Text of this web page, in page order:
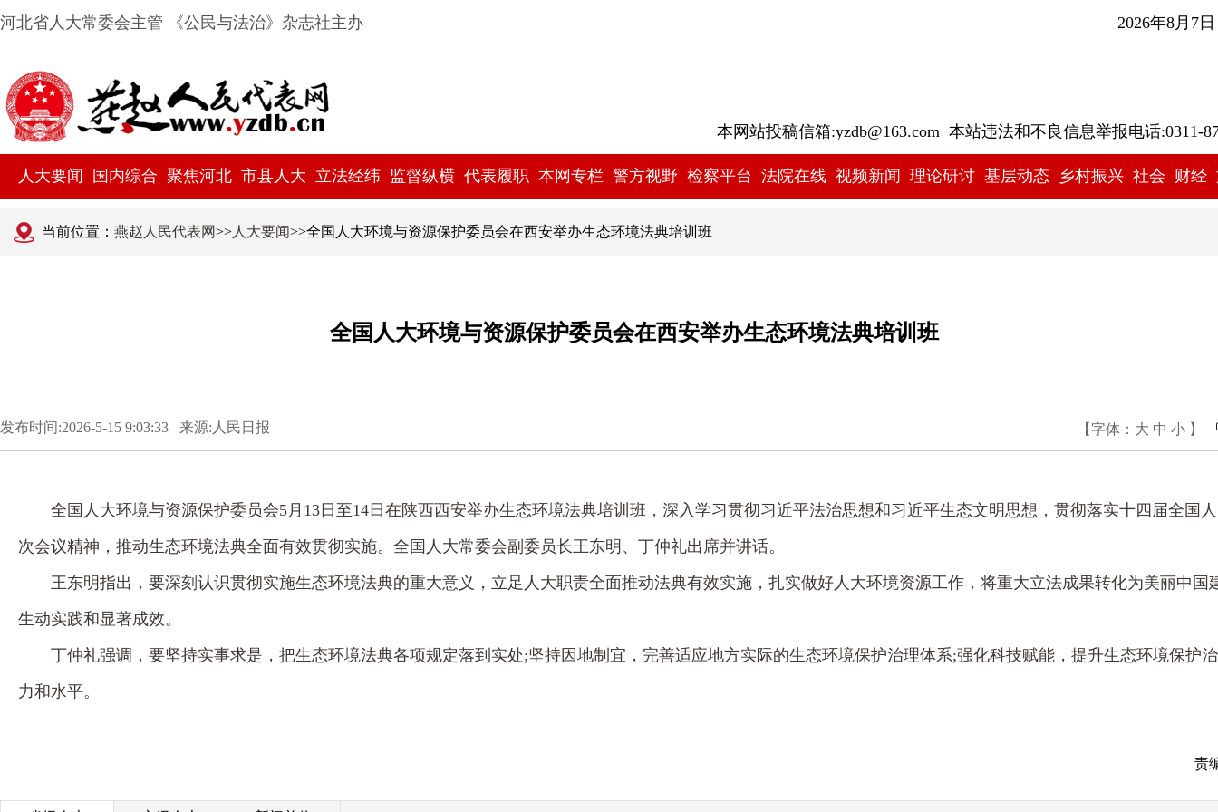
河北省人大常委会主管 《公民与法治》杂志社主办 2026年8月7
本网站投稿信箱:yzdb@163.com 本站违法和不良信息举报电话:0311-
人大要闻 国内综合 聚焦河北 市县人大 立法经纬 监督纵横 代表履职 本网专栏 警方视野 检察平台 法院在线 视频新闻 理论研讨 基层动态 乡村振兴 社会 财经
当前位置： 燕赵人民代表网>> 人大要闻>>全国人大环境与资源保护委员会在西安举办生态环境法典培训班
全国人大环境与资源保护委员会在西安举办生态环境法典培训班
发布时间:2026-5-15 9:03:33 来源:人民日报 【字体： 大 中 小 】
全国人大环境与资源保护委员会5月13日至14日在陕西西安举办生态环境法典培训班，深入学习贯彻习近平法治思想和习近平生态文明思想，贯彻落实十四届全国
次会议精神，推动生态环境法典全面有效贯彻实施。全国人大常委会副委员长王东明、丁仲礼出席并讲话。
王东明指出，要深刻认识贯彻实施生态环境法典的重大意义，立足人大职责全面推动法典有效实施，扎实做好人大环境资源工作，将重大立法成果转化为美丽中国
生动实践和显著成效。
丁仲礼强调，要坚持实事求是，把生态环境法典各项规定落到实处;坚持因地制宜，完善适应地方实际的生态环境保护治理体系;强化科技赋能，提升生态环境保护
力和水平。
责